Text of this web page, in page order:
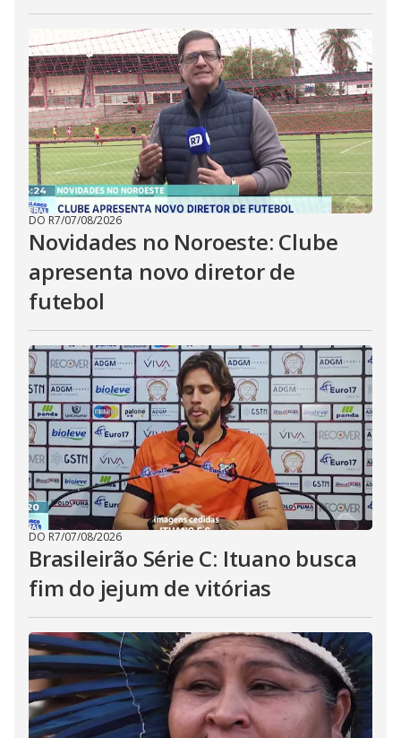
DO R7/07/08/2026
Novidades no Noroeste: Clube
apresenta novo diretor de
futebol
DO R7/07/08/2026
Brasileirão Série C: Ituano busca
fim do jejum de vitórias